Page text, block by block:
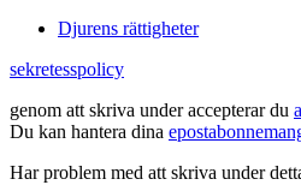
Djurens rättigheter
sekretesspolicy
genom att skriva under accepterar du
Du kan hantera dina
Har problem med att skriva under